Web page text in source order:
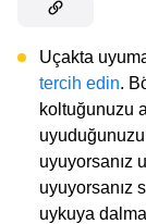
Uçakta
tercih edin.
koltuğunuzu
uyuduğunuzu
uyuyorsanız
uyuyorsanız
uykuya